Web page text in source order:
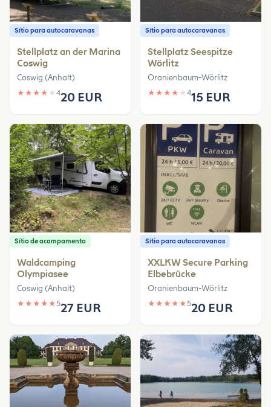
Sítio para autocaravanas
Stellplatz an der Marina
Coswig
Coswig (Anhalt)
★ ★ ★ ★ ★ 420 EUR
Sítio para autocaravanas
Stellplatz Seespitze
Wörlitz
Oranienbaum-Wörlitz
★ ★ ★ ★ ★ 415 EUR
Sítio de acampamento
Waldcamping
Olympiasee
Coswig (Anhalt)
★ ★ ★ ★ ★527 EUR
Sítio para autocaravanas
XXLKW Secure Parking
Elbebrücke
Oranienbaum-Wörlitz
★ ★ ★ ★ ★520 EUR